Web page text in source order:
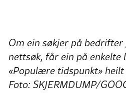
Om ein søkjer på
nettsøk, får ein på
«Populære tidspunkt»
Foto: SKJERMDUMP/